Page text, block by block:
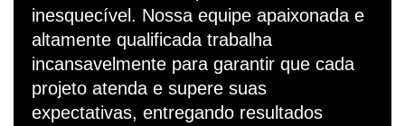
inesquecível. Nossa equipe apaixonada e
altamente qualificada trabalha
incansavelmente para garantir que cada
projeto atenda e supere suas
expectativas, entregando resultados